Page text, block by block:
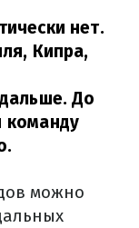
нет.
Кипра,
До
команду
можно